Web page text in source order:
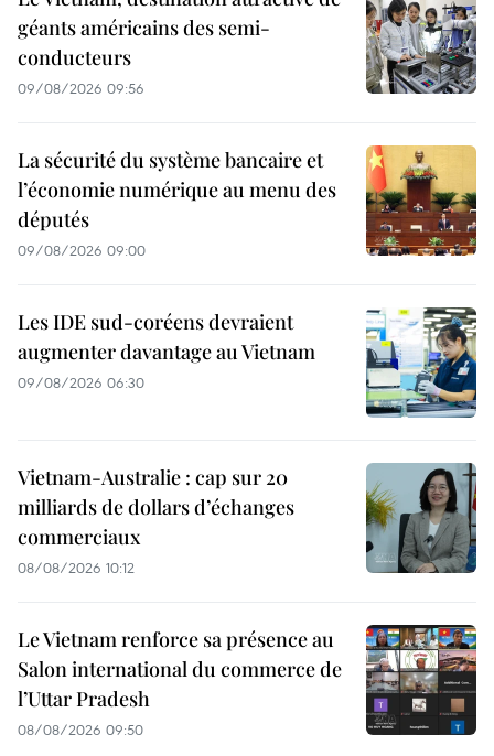
géants américains des semi-
conducteurs
09/08/2026 09:56
La sécurité du système bancaire et
l’économie numérique au menu des
députés
09/08/2026 09:00
Les IDE sud-coréens devraient
augmenter davantage au Vietnam
09/08/2026 06:30
Vietnam-Australie : cap sur 20
milliards de dollars d’échanges
commerciaux
08/08/2026 10:12
Le Vietnam renforce sa présence au
Salon international du commerce de
l’Uttar Pradesh
08/08/2026 09:50